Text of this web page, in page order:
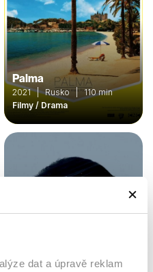
dat a úpravě reklam
Palma
2021 | Rusko | 110 min
Filmy / Drama